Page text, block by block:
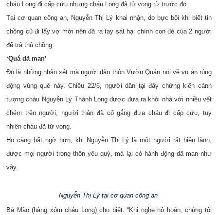
cháu Long đi cấp cứu nhưng cháu Long đã tử vong từ trước đó.
Tại cơ quan công an, Nguyễn Thị Lý khai nhận, do bực bội khi biết tin
chồng cũ đi lấy vợ mới nên đã ra tay sát hại chính con đẻ của 2 người
để trả thù chồng.
‘Quá dã man’
Đó là những nhận xét mà người dân thôn Vườn Quán nói về vụ án rúng
động vùng quê này. Chiều 22/6, người dân tại đây chứng kiến cảnh
tượng cháu Nguyễn Lý Thành Long được đưa ra khỏi nhà với nhiều vết
chém trên người, người thân đã cố gắng đưa cháu đi cấp cứu, tuy
nhiên cháu đã tử vong.
Họ càng bất ngờ hơn, khi Nguyễn Thị Lý là một người rất hiền lành,
được mọi người trong thôn yêu quý, mà lại có hành động dã man như
vậy.
Nguyễn Thị Lý tại cơ quan công an
Bà Mão (hàng xóm cháu Long) cho biết: “Khi nghe hô hoán, chúng tôi